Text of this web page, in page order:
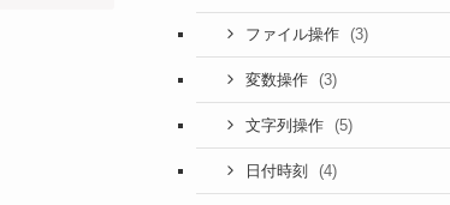
ファイル操作 (3)
変数操作 (3)
文字列操作 (5)
日付時刻 (4)